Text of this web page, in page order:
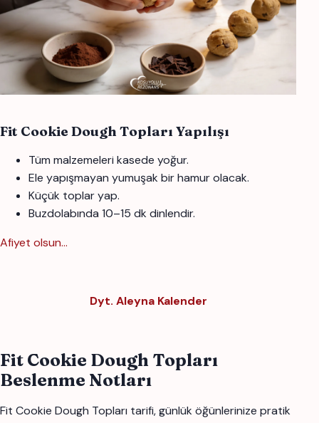
Fit Cookie Dough Topları Yapılışı
Tüm malzemeleri kasede yoğur.
Ele yapışmayan yumuşak bir hamur olacak.
Küçük toplar yap.
Buzdolabında 10–15 dk dinlendir.
Afiyet olsun...
Dyt. Aleyna Kalender
Fit Cookie Dough Topları
Beslenme Notları
Fit Cookie Dough Topları tarifi, günlük öğünlerinize pratik